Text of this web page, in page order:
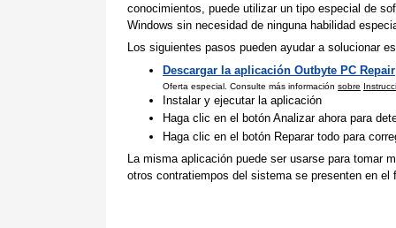
conocimientos, puede utilizar un tipo especial de
Windows sin necesidad de ninguna habilidad
Los siguientes pasos pueden ayudar a solucionar
Descargar la aplicación Outbyte PC Repair
Oferta especial. Consulte más información sobre
Instalar y ejecutar la aplicación
Haga clic en el botón Analizar ahora para
Haga clic en el botón Reparar todo para
La misma aplicación puede ser usarse para tomar
otros contratiempos del sistema se presenten en el